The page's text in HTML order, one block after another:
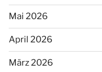
Mai 2026
April 2026
März 2026